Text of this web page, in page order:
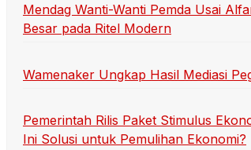
Mendag Wanti-Wanti Pemda Usai
Besar pada Ritel Modern
Wamenaker Ungkap Hasil Mediasi
Pemerintah Rilis Paket Stimulus
Ini Solusi untuk Pemulihan Ekonomi?